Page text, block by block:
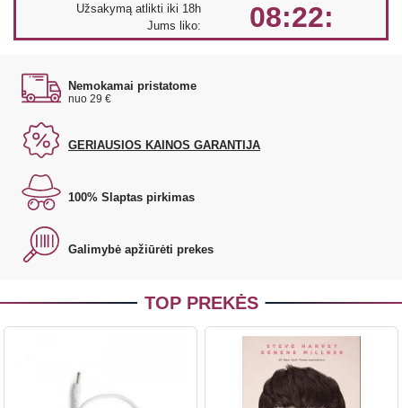
Užsakymą atlikti iki 18h
Jums liko:
08:22:
Nemokamai pristatome
nuo 29 €
GERIAUSIOS KAINOS GARANTIJA
100% Slaptas pirkimas
Galimybė apžiūrėti prekes
TOP PREKĖS